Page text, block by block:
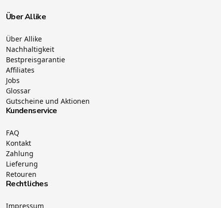
Über Allike
Über Allike
Nachhaltigkeit
Bestpreisgarantie
Affiliates
Jobs
Glossar
Gutscheine und Aktionen
Kundenservice
FAQ
Kontakt
Zahlung
Lieferung
Retouren
Rechtliches
Impressum